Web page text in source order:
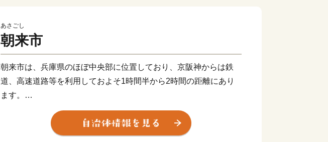
あさごし
朝来市
朝来市は、兵庫県のほぼ中央部に位置しており、京阪神からは鉄
道、高速道路等を利用しておよそ1時間半から2時間の距離にあり
ます。
移住者支援や子育て支援をはじめ、地域住民と一体となってまちづ
くりに取り組む施策が評価され「2018年版住みたい田舎ベストラ
ンキング」では、近畿エリア1位に選ばれました。